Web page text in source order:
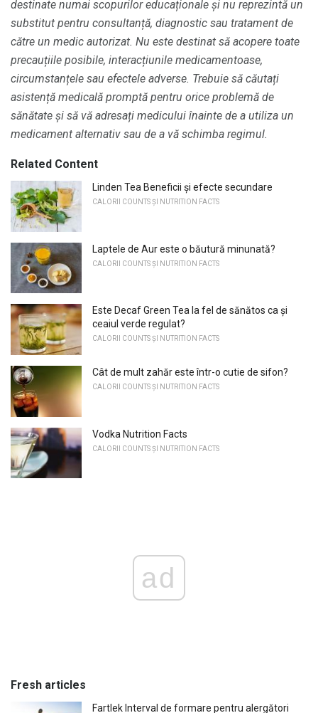
destinate numai scopurilor educaționale și nu reprezintă un
substitut pentru consultanță, diagnostic sau tratament de
către un medic autorizat. Nu este destinat să acopere toate
precauțiile posibile, interacțiunile medicamentoase,
circumstanțele sau efectele adverse. Trebuie să căutați
asistență medicală promptă pentru orice problemă de
sănătate și să vă adresați medicului înainte de a utiliza un
medicament alternativ sau de a vă schimba regimul.
Related Content
Linden Tea Beneficii și efecte secundare
CALORII COUNTS ȘI NUTRITION FACTS
Laptele de Aur este o băutură minunată?
CALORII COUNTS ȘI NUTRITION FACTS
Este Decaf Green Tea la fel de sănătos ca și
ceaiul verde regulat?
CALORII COUNTS ȘI NUTRITION FACTS
Cât de mult zahăr este într-o cutie de sifon?
CALORII COUNTS ȘI NUTRITION FACTS
Vodka Nutrition Facts
CALORII COUNTS ȘI NUTRITION FACTS
ad
Fresh articles
Fartlek Interval de formare pentru alergători